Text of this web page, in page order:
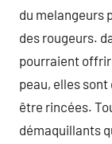
du melangeurs
des rougeurs.
pourraient offrir
peau, elles sont
être rincées.
démaquillants